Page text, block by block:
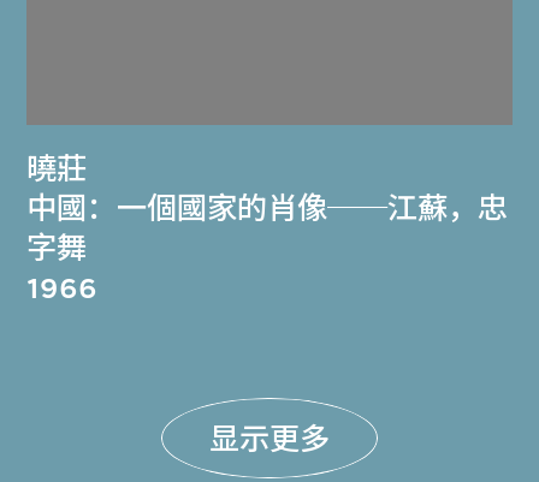
曉莊
中國：一個國家的肖像──江蘇，忠
字舞
1966
显示更多